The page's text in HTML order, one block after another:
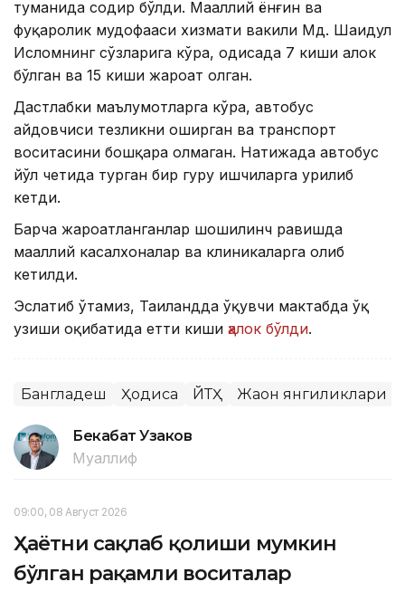
туманида содир бўлди. Маҳаллий ёнғин ва
фуқаролик мудофааси хизмати вакили Мд. Шаҳидул
Исломнинг сўзларига кўра, ҳодисада 7 киши ҳалок
бўлган ва 15 киши жароҳат олган.
Дастлабки маълумотларга кўра, автобус
ҳайдовчиси тезликни оширган ва транспорт
воситасини бошқара олмаган. Натижада автобус
йўл четида турган бир гуруҳ ишчиларга урилиб
кетди.
Барча жароҳатланганлар шошилинч равишда
маҳаллий касалхоналар ва клиникаларга олиб
кетилди.
Эслатиб ўтамиз, Таиландда ўқувчи мактабда ўқ
узиши оқибатида етти киши ҳалок бўлди.
Бангладеш Ҳодиса ЙТҲ Жаҳон янгиликлари
Бекабат Узаков
Муаллиф
09:00, 08 Август 2026
Ҳаётни сақлаб қолиши мумкин
бўлган рақамли воситалар